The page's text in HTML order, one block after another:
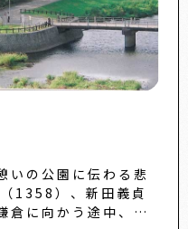
いの公園に伝わる悲
1358）、新田義貞
倉に向かう途中、足